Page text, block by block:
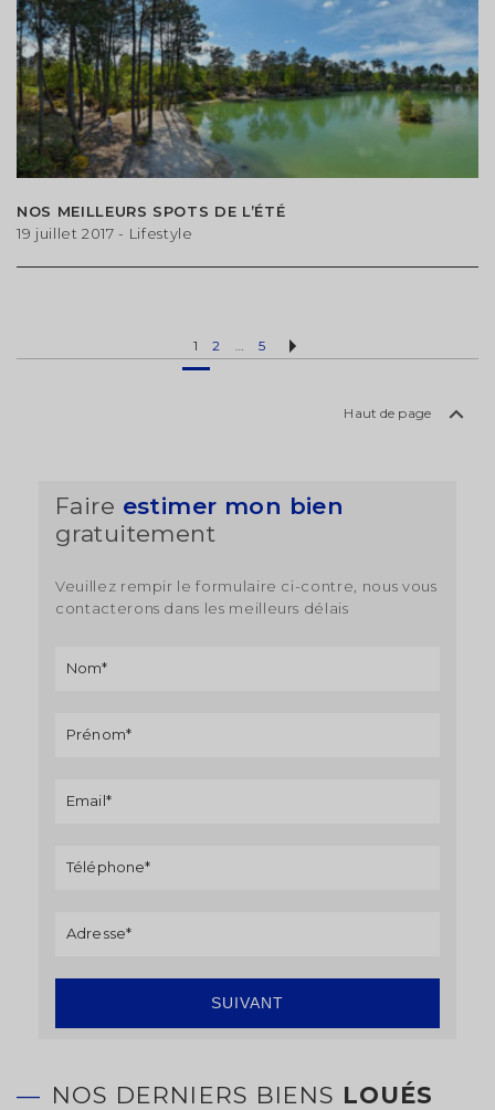
NOS MEILLEURS SPOTS DE L’ÉTÉ
19 juillet 2017 - Lifestyle
1 2 5
Haut de page
Faire estimer mon bien
gratuitement
Veuillez rempir le formulaire ci-contre, nous vous
contacterons dans les meilleurs délais
champ.
SUIVANT
NOS DERNIERS BIENS LOUÉS